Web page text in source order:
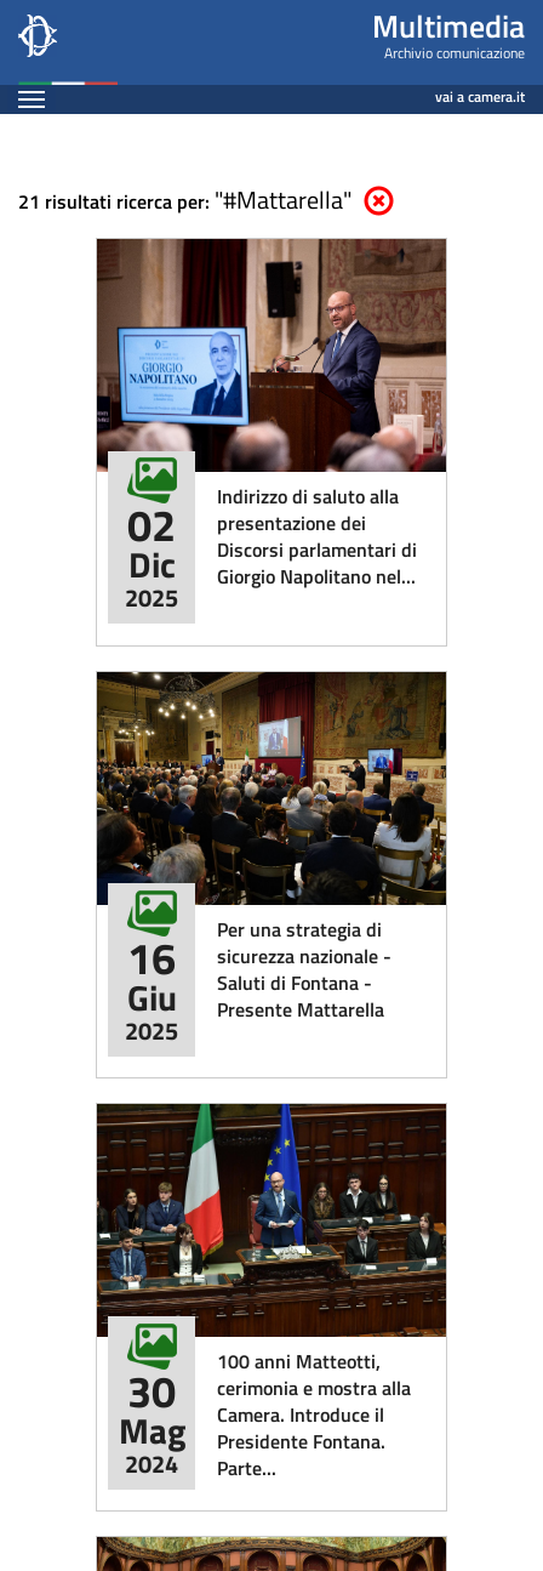
Salta
contenuto
principale
Multimedia
-
Archivio
Multimedia
Archivio comunicazione
Espandi vai a camera.it
Contenuto
21 risultati ricerca per: "#Mattarella" Elimina parametri di
Indirizzo di saluto alla
presentazione dei
Discorsi parlamentari di
Giorgio Napolitano nel...
02
Dic
2025
​Per una strategia di
sicurezza nazionale -
Saluti di Fontana -
Presente Mattarella
16
Giu
2025
100 anni Matteotti,
cerimonia e mostra alla
Camera. Introduce il
Presidente Fontana.
Parte...
30
Mag
2024